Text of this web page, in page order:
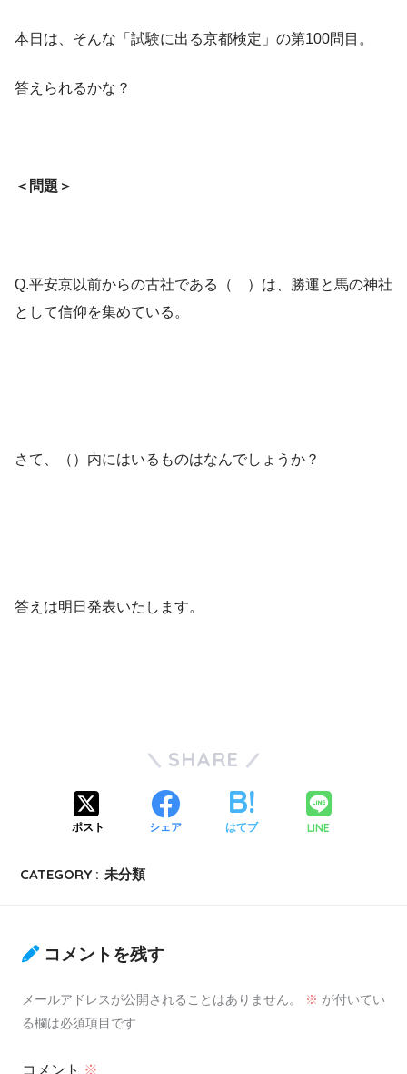
本日は、そんな「試験に出る京都検定」の第100問目。
答えられるかな？
＜問題＞
Q.平安京以前からの古社である（ ）は、勝運と馬の神社
として信仰を集めている。
さて、（）内にはいるものはなんでしょうか？
答えは明日発表いたします。
SHARE
ポスト シェア はてブ LINE
CATEGORY : 未分類
コメントを残す
メールアドレスが公開されることはありません。 ※ が付いてい
る欄は必須項目です
コメント ※